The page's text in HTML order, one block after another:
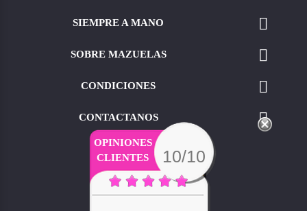
SIEMPRE A MANO 
SOBRE MAZUELAS 
CONDICIONES 
CONTACTANOS 
OPINIONES
CLIENTES
10/10